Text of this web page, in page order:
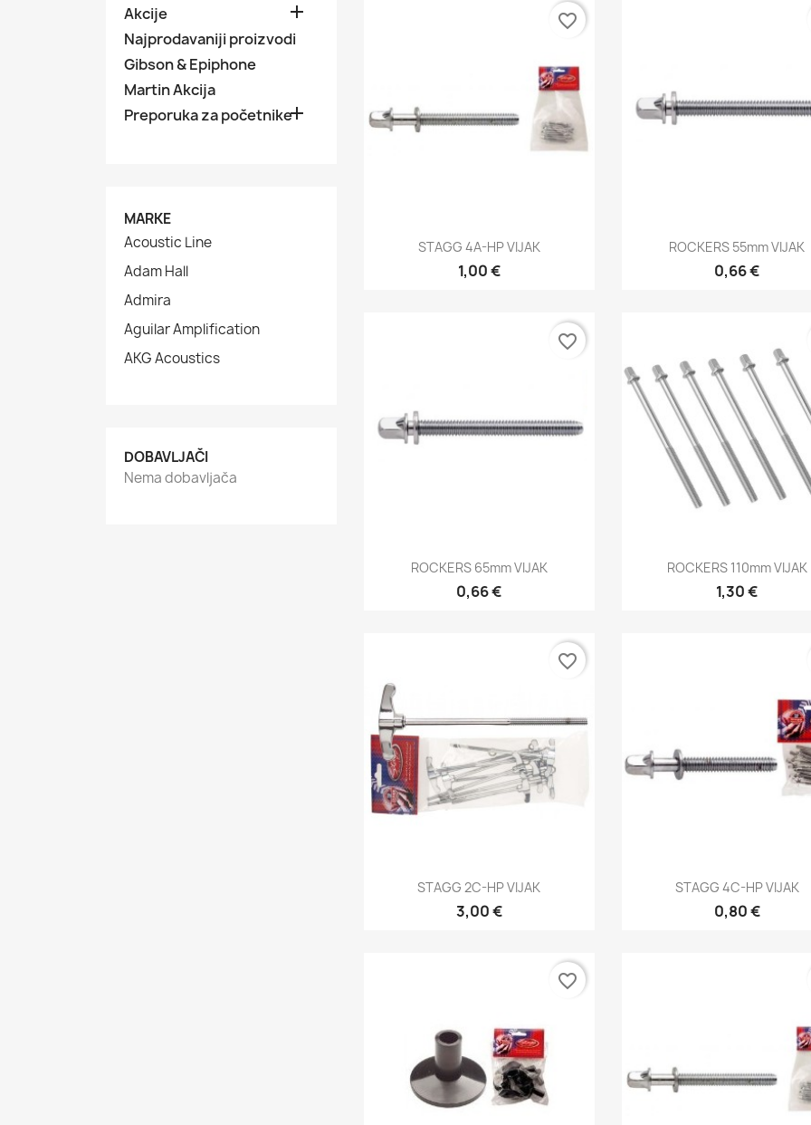
Akcije 
Najprodavaniji proizvodi
Gibson & Epiphone
Martin Akcija
Preporuka za početnike
MARKE
Acoustic Line
Adam Hall
Admira
Aguilar Amplification
AKG Acoustics
DOBAVLJAČI
Nema dobavljača
Brzi pregled
STAGG 4A-HP VIJAK
1,00 €
favorite_border
Brzi pregled
ROCKERS 55mm VIJAK
0,66 €
Brzi pregled
ROCKERS 65mm VIJAK
0,66 €
favorite_border
Brzi pregled
ROCKERS 110mm VIJAK
1,30 €
Brzi pregled
STAGG 2C-HP VIJAK
3,00 €
favorite_border
Brzi pregled
STAGG 4C-HP VIJAK
0,80 €
favorite_border